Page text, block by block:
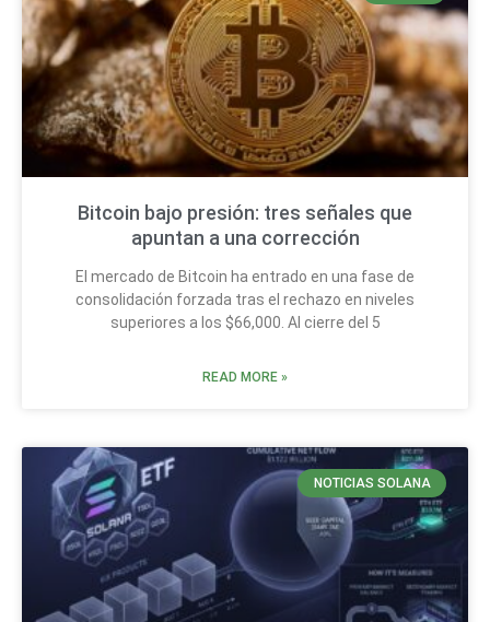
Bitcoin bajo presión: tres señales que
apuntan a una corrección
El mercado de Bitcoin ha entrado en una fase de
consolidación forzada tras el rechazo en niveles
superiores a los $66,000. Al cierre del 5
READ MORE »
NOTICIAS SOLANA